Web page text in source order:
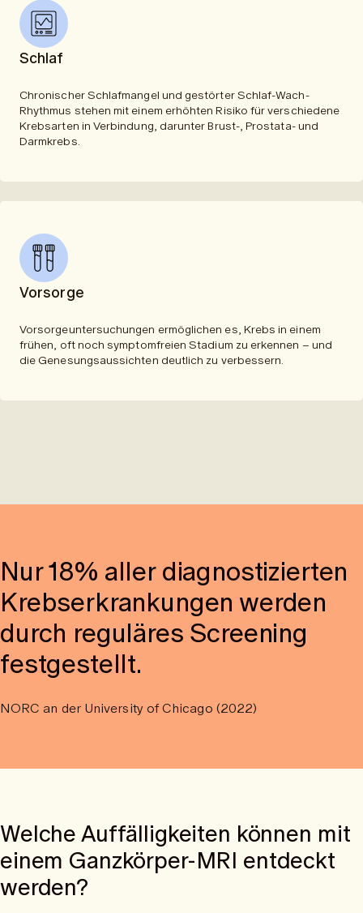
Schlaf
Chronischer Schlafmangel und gestörter Schlaf-Wach-
Rhythmus stehen mit einem erhöhten Risiko für verschiedene
Krebsarten in Verbindung, darunter Brust-, Prostata- und
Darmkrebs.
Vorsorge
Vorsorgeuntersuchungen ermöglichen es, Krebs in einem
frühen, oft noch symptomfreien Stadium zu erkennen – und
die Genesungsaussichten deutlich zu verbessern.
Nur 18% aller diagnostizierten
Krebserkrankungen werden
durch reguläres Screening
festgestellt.
NORC an der University of Chicago (2022)
Welche Auffälligkeiten können mit
einem Ganzkörper-MRI entdeckt
werden?